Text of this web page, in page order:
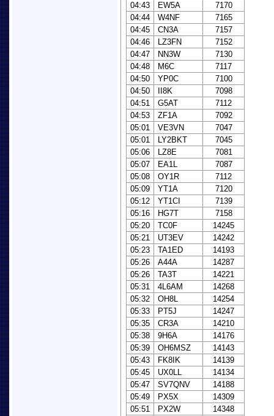
04:43
EW5A
7170
04:44
W4NF
7165
04:45
CN3A
7157
04:46
LZ3FN
7152
04:47
NN3W
7130
04:48
M6C
7117
04:50
YP0C
7100
04:50
II8K
7098
04:51
G5AT
7112
04:53
ZF1A
7092
05:01
VE3VN
7047
05:01
LY2BKT
7045
05:06
LZ8E
7081
05:07
EA1L
7087
05:08
OY1R
7112
05:09
YT1A
7120
05:12
YT1CI
7139
05:16
HG7T
7158
05:20
TC0F
14245
05:21
UT3EV
14242
05:23
TA1ED
14193
05:26
A44A
14287
05:26
TA3T
14221
05:31
4L6AM
14268
05:32
OH8L
14254
05:33
PT5J
14247
05:35
CR3A
14210
05:38
9H6A
14176
05:39
OH6MSZ
14143
05:43
FK8IK
14139
05:45
UX0LL
14134
05:47
SV7QNV
14188
05:49
PX5X
14309
05:51
PX2W
14348